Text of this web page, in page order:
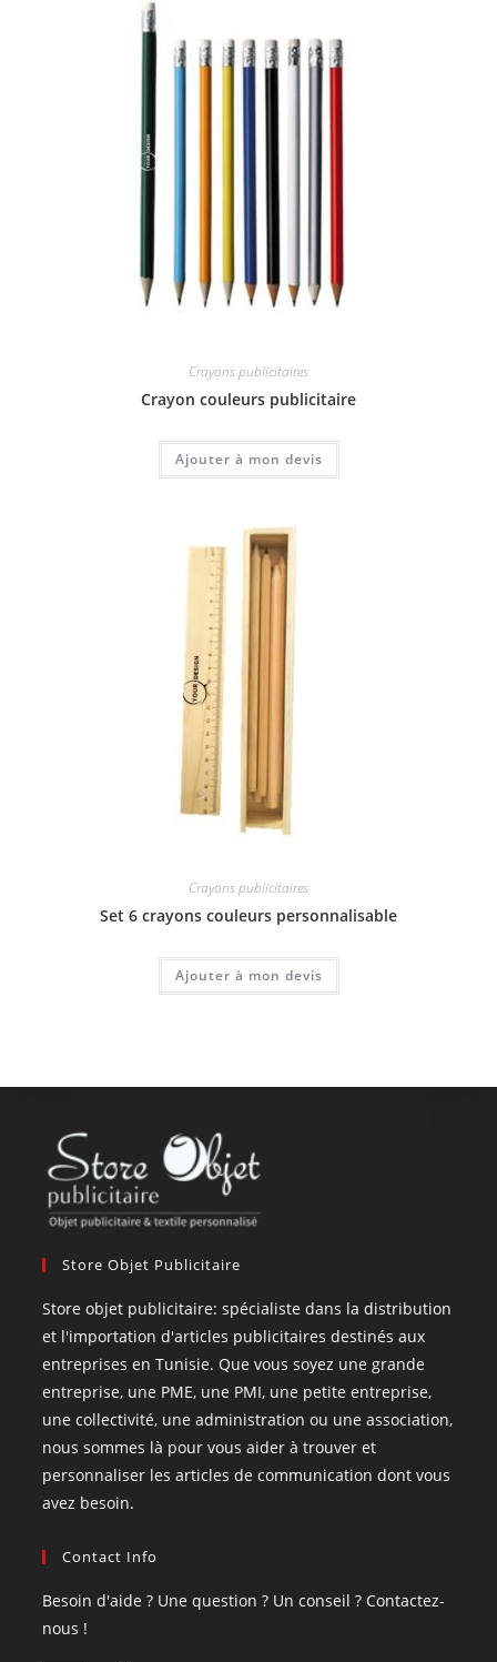
Crayons publicitaires
Crayon couleurs publicitaire
Ajouter à mon devis
Crayons publicitaires
Set 6 crayons couleurs personnalisable
Ajouter à mon devis
Store Objet Publicitaire
Store objet publicitaire: spécialiste dans la distribution
et l'importation d'articles publicitaires destinés aux
entreprises en Tunisie. Que vous soyez une grande
entreprise, une PME, une PMI, une petite entreprise,
une collectivité, une administration ou une association,
nous sommes là pour vous aider à trouver et
personnaliser les articles de communication dont vous
avez besoin.
Contact Info
Besoin d'aide ? Une question ? Un conseil ? Contactez-
nous !